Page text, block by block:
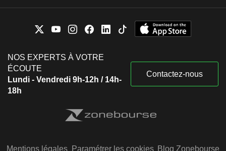
NOS EXPERTS À VOTRE
ÉCOUTE
Lundi - Vendredi 9h-12h / 14h-
18h
Contactez-nous
Mentions légales Paramétrer les cookies Blog Zonebourse